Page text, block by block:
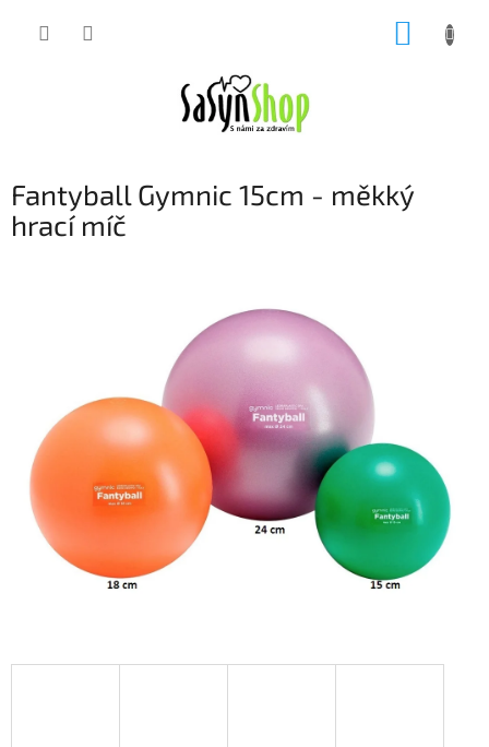
Fantyball Gymnic 15cm - měkký
hrací míč